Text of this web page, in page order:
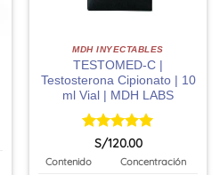
MDH INYECTABLES
TESTOMED-C |
Testosterona Cipionato | 10
ml Vial | MDH LABS
Valorado
con
de 5
S/120.00
Contenido
Concentración